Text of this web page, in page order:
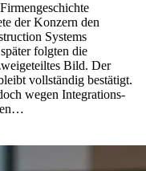
der Konzern den
Systems
folgten die
Bild. Der
vollständig bestätigt.
wegen Integrations-